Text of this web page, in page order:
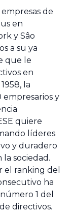
de
de la
de
de
en
y Sâo
a su ya
que le
en
la
empresarios y
quiere
líderes
y duradero
la sociedad.
el ranking del
ha
1 del
directivos.